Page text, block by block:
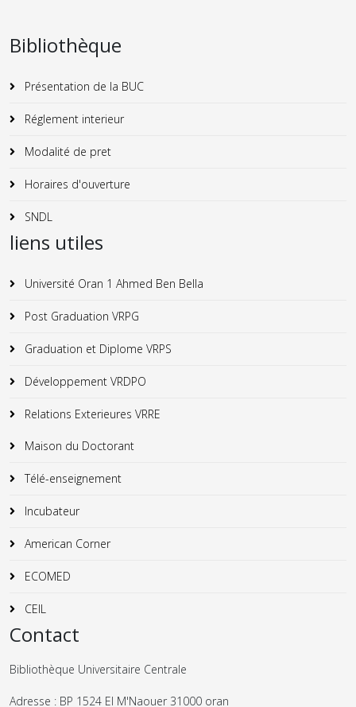
Bibliothèque
Présentation de la BUC
Réglement interieur
Modalité de pret
Horaires d'ouverture
SNDL
liens utiles
Université Oran 1 Ahmed Ben Bella
Post Graduation VRPG
Graduation et Diplome VRPS
Développement VRDPO
Relations Exterieures VRRE
Maison du Doctorant
Télé-enseignement
Incubateur
American Corner
ECOMED
CEIL
Contact
Bibliothèque Universitaire Centrale
Adresse : BP 1524 El M'Naouer 31000 oran